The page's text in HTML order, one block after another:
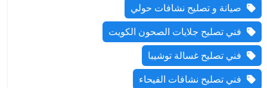
صيانة و تصليح نشافات حولي
فني تصليح جلايات الصحون الكويت
فني تصليح غسالة توشيبا
فني تصليح نشافات الفيحاء